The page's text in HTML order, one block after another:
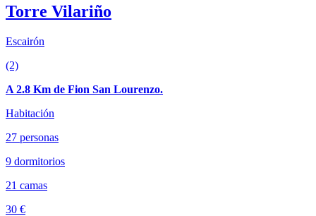
Torre Vilariño
Escairón
(2)
A 2.8 Km de Fion San Lourenzo.
Habitación
27 personas
9 dormitorios
21 camas
30 €